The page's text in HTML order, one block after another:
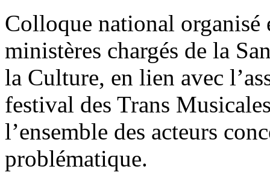
Colloque national organisé
ministères chargés de la
la Culture, en lien avec
festival des Trans
l’ensemble des acteurs
problématique.